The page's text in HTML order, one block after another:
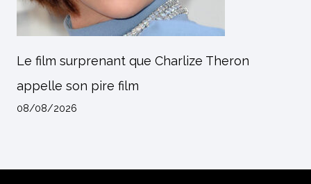
Le film surprenant que Charlize Theron
appelle son pire film
08/08/2026